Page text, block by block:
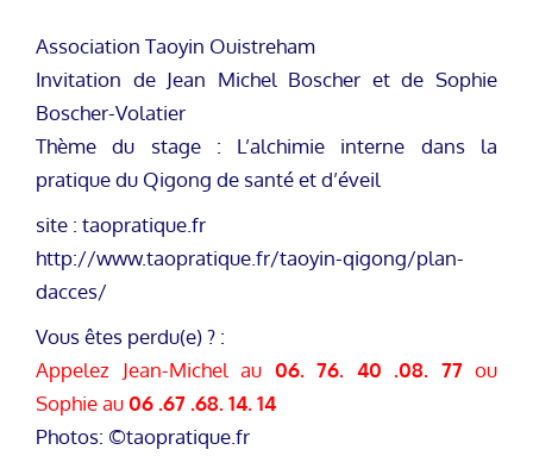
Association Taoyin Ouistreham
Invitation de Jean Michel Boscher et de Sophie
Boscher-Volatier
Thème du stage : L’alchimie interne dans la
pratique du Qigong de santé et d’éveil
site : taopratique.fr
http://www.taopratique.fr/taoyin-qigong/plan-
dacces/
Vous êtes perdu(e) ? :
Appelez Jean-Michel au 06. 76. 40 .08. 77ou
Sophie au06 .67 .68. 14. 14
Photos: ©taopratique.fr